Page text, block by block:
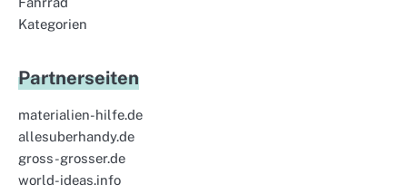
Kategorien
Partnerseiten
materialien-hilfe.de
allesuberhandy.de
gross-grosser.de
world-ideas.info